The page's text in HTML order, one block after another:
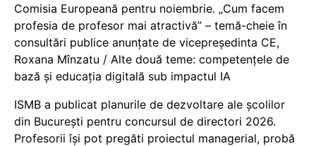
Comisia Europeană pentru noiembrie. „Cum facem
profesia de profesor mai atractivă” – temă-cheie în
consultări publice anunțate de vicepreședinta CE,
Roxana Mînzatu / Alte două teme: competențele de
bază și educația digitală sub impactul IA
ISMB a publicat planurile de dezvoltare ale școlilor
din București pentru concursul de directori 2026.
Profesorii își pot pregăti proiectul managerial, probă